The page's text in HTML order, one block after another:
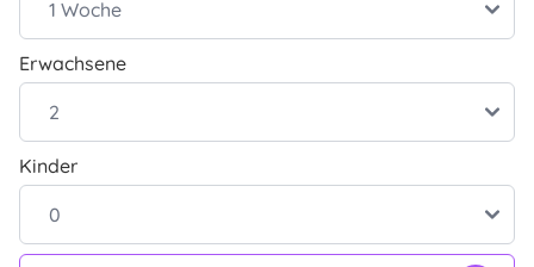
Erwachsene
Kinder